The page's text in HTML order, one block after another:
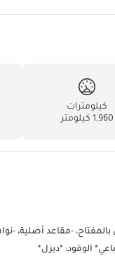
كيلومترات
1,960 كيلومتر